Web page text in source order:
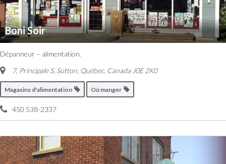
Boni Soir
Dépanneur – alimentation.
7, Principale S, Sutton Québec, Canada J0E 2K0
Magasins d'alimentation Où manger
450 538-2337